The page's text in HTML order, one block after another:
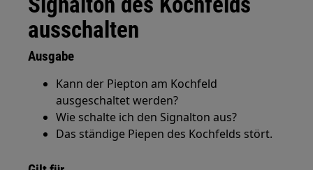
ausschalten
Ausgabe
Kann der Piepton am Kochfeld
ausgeschaltet werden?
Wie schalte ich den Signalton aus?
Das ständige Piepen des Kochfelds stört.